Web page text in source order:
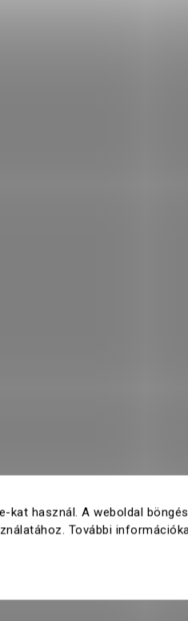
kat használ. A weboldal
További